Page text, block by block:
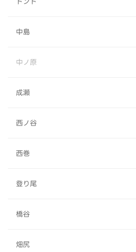
中島
中ノ原
成瀬
西ノ谷
西巻
登り尾
橋谷
畑尻